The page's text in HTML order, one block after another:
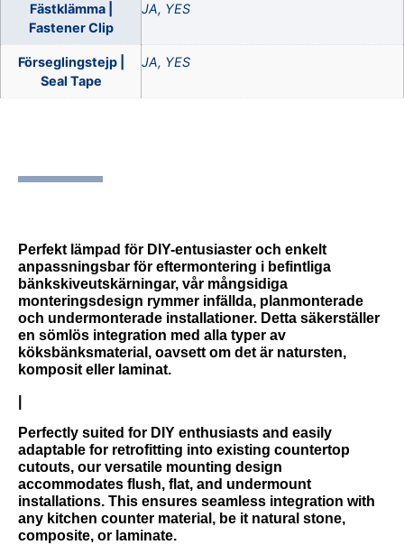
Fästklämma |
Fastener Clip
JA, YES
Förseglingstejp |
Seal Tape
JA, YES
Perfekt lämpad för DIY-entusiaster och enkelt
anpassningsbar för eftermontering i befintliga
bänkskiveutskärningar, vår mångsidiga
monteringsdesign rymmer infällda, planmonterade
och undermonterade installationer. Detta säkerställer
en sömlös integration med alla typer av
köksbänksmaterial, oavsett om det är natursten,
komposit eller laminat.
Perfectly suited for DIY enthusiasts and easily
adaptable for retrofitting into existing countertop
cutouts, our versatile mounting design
accommodates flush, flat, and undermount
installations. This ensures seamless integration with
any kitchen counter material, be it natural stone,
composite, or laminate.